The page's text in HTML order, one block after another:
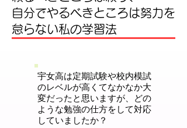
自分でやるべきところは努力を
怠らない私の学習法
宇女高は定期試験や校内模試
のレベルが高くてなかなか大
変だったと思いますが、どの
ような勉強の仕方をして対応
していましたか？